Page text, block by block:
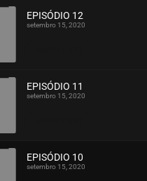
EPISÓDIO 12
setembro 15, 2020
EPISÓDIO 11
setembro 15, 2020
EPISÓDIO 10
setembro 15, 2020